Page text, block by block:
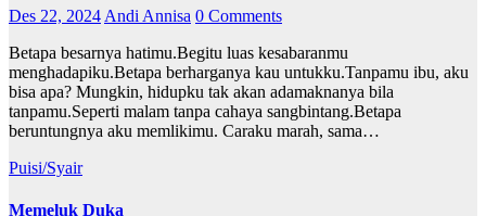
Des 22, 2024 Andi Annisa 0 Comments
Betapa besarnya hatimu.Begitu luas kesabaranmu
menghadapiku.Betapa berharganya kau untukku.Tanpamu ibu, aku
bisa apa? Mungkin, hidupku tak akan adamaknanya bila
tanpamu.Seperti malam tanpa cahaya sangbintang.Betapa
beruntungnya aku memlikimu. Caraku marah, sama…
Puisi/Syair
Memeluk Duka